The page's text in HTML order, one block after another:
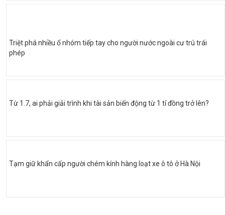
Triệt phá nhiều ổ nhóm tiếp tay cho người nước ngoài cư trú trái
phép
Từ 1.7, ai phải giải trình khi tài sản biến động từ 1 tỉ đồng trở lên?
Tạm giữ khẩn cấp người chém kính hàng loạt xe ô tô ở Hà Nội